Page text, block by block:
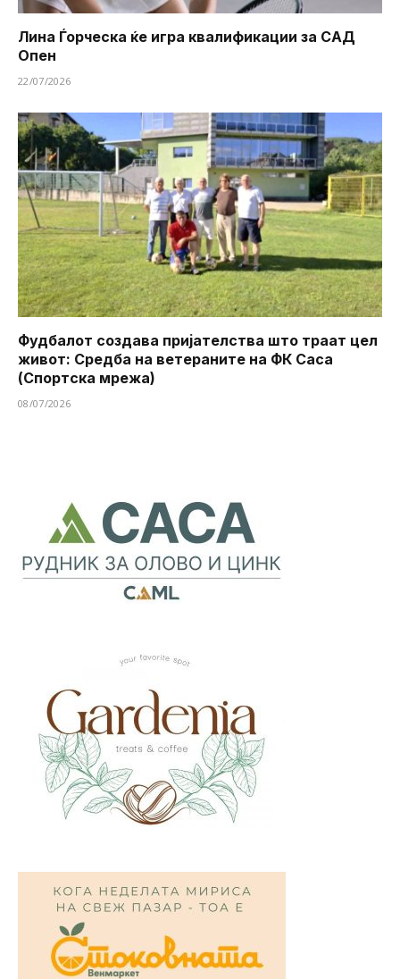
Лина Ѓорческа ќе игра квалификации за САД
Опен
22/07/2026
Фудбалот создава пријателства што траат цел
живот: Средба на ветераните на ФК Саса
(Спортска мрежа)
08/07/2026